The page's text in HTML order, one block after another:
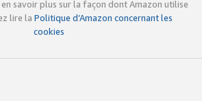
savoir plus sur la façon dont Amazon utilise
lire la Politique d’Amazon concernant les
cookies